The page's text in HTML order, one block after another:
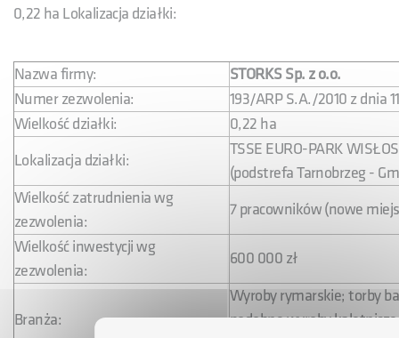
0,22 ha Lokalizacja działki:
Nazwa firmy:
STORKS Sp. z o.o.
Numer zezwolenia:
193/ARP S.A./2010 z dnia
Wielkość działki:
0,22 ha
Lokalizacja działki:
TSSE EURO-PARK
(podstrefa Tarnobrzeg -
Wielkość zatrudnienia wg
zezwolenia:
7 pracowników (nowe
Wielkość inwestycji wg
zezwolenia:
600 000 zł
Branża:
Wyroby rymarskie; torby
podobne wyroby kaletnicze